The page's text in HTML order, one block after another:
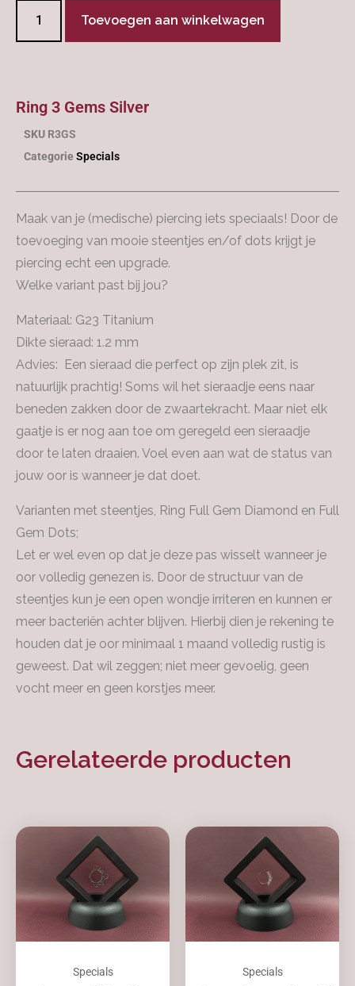
Toevoegen aan winkelwagen
Gerelateerde producten
Specials Specials
Ring 3 Gems Silver
SKU R3GS
Categorie Specials
Maak van je (medische) piercing iets speciaals! Door de
toevoeging van mooie steentjes en/of dots krijgt je
piercing echt een upgrade.
Welke variant past bij jou?
Materiaal: G23 Titanium
Dikte sieraad: 1.2 mm
Advies: Een sieraad die perfect op zijn plek zit, is
natuurlijk prachtig! Soms wil het sieraadje eens naar
beneden zakken door de zwaartekracht. Maar niet elk
gaatje is er nog aan toe om geregeld een sieraadje
door te laten draaien. Voel even aan wat de status van
jouw oor is wanneer je dat doet.
Varianten met steentjes, Ring Full Gem Diamond en Full
Gem Dots;
Let er wel even op dat je deze pas wisselt wanneer je
oor volledig genezen is. Door de structuur van de
steentjes kun je een open wondje irriteren en kunnen er
meer bacteriën achter blijven. Hierbij dien je rekening te
houden dat je oor minimaal 1 maand volledig rustig is
geweest. Dat wil zeggen; niet meer gevoelig, geen
vocht meer en geen korstjes meer.